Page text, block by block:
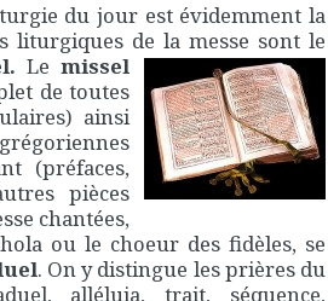
du jour est évidemment la
liturgiques de la messe sont le
Lemissel
de toutes
ainsi
(préfaces,
pièces
chantées,
ou le choeur des fidèles, se
. On y distingue les prières du
alléluia, trait, séquence,